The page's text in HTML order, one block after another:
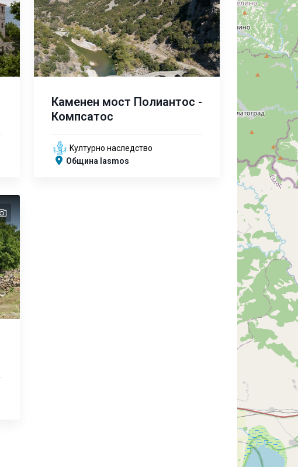
Каменен мост Полиантос -
Компсатос
Kултурно наследство
Община Iasmos
text